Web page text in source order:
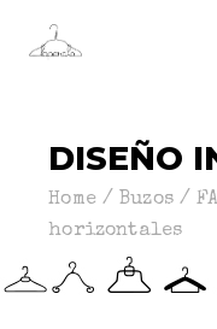
DISEÑO
Home Buzos
horizontales